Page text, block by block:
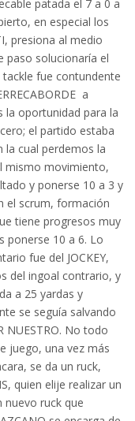
patada el 7 a 0 a
en especial los
presiona al medio
paso solucionaría el
fue contundente
a
la oportunidad para la
el partido estaba
la cual perdemos la
mismo movimiento,
y ponerse 10 a 3 y
el scrum, formación
tiene progresos muy
ponerse 10 a 6. Lo
fue del JOCKEY,
del ingoal contrario, y
a 25 yardas y
se seguía salvando
NUESTRO. No todo
juego, una vez más
se da un ruck,
quien elije realizar un
nuevo ruck que